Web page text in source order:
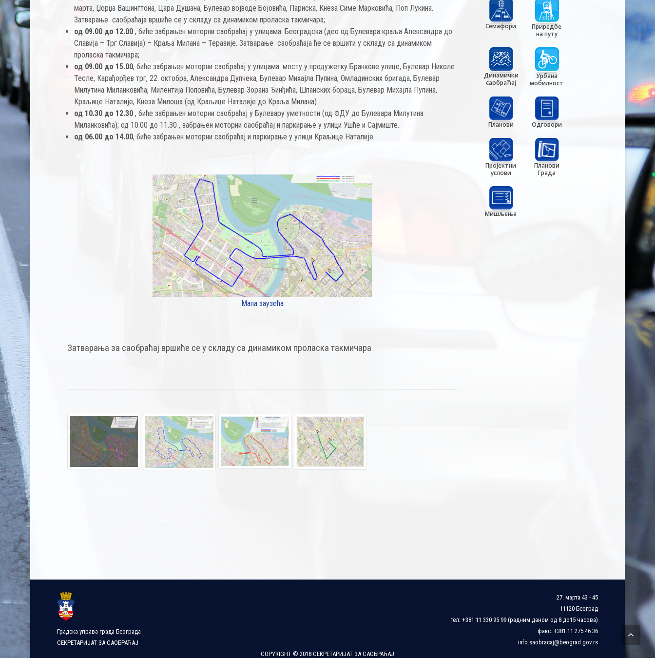
марта, Џорџа Вашингтона, Цара Душана, Булевар војводе Бојовића, Париска, Кнеза Симе Марковића, Поп Лукина.
Затварање саобраћаја вршиће се у складу са динамиком проласка такмичара;
од 09.00 до 12.00 , биће забрањен моторни саобраћај у улицама: Београдска (део од Булевара краља Александра до
Славија – Трг Славија) – Краља Милана – Теразије. Затварање саобраћаја ће се вршити у складу са динамиком
проласка такмичара;
од 09.00 до 15.00, биће забрањен моторни саобраћај у улицама: мосту у продужетку Бранкове улице, Булевар Николе
Тесле, Карађорђев трг, 22. октобра, Александра Дупчека, Булевар Михајла Пупина, Омладинских бригада, Булевар
Милутина Миланковића, Милентија Поповића, Булевар Зорана Ђинђића, Шпанских бораца, Булевар Михајла Пупина,
Краљице Наталије, Кнеза Милоша (од Краљице Наталије до Краља Милана).
од 10.30 до 12.30 , биће забрањен моторни саобраћај у Булевару уметности (од ФДУ до Булевара Милутина
Миланковића); од 10.00 до 11.30 , забрањен моторни саобраћај и паркирање у улици Ушће и Сајмиште.
од 06.00 до 14.00, биће забрањен моторни саобраћај и паркирање у улици Краљице Наталије.
Мапа заузећа
Затварања за саобраћај вршиће се у складу са динамиком проласка такмичара
Семафори
Приредбе
на путу
Динамички
саобраћај
Урбана
мобилност
Планови Одговори
Пројектни
услови
Планови
Града
Мишљења
Градска управа града Београда
СЕКРЕТАРИЈАТ ЗА САОБРАЋАЈ
27. марта 43 - 45
11120 Београд
тел: +381 11 330 95 99 (радним даном од 8 до15 часова)
факс: +381 11 275 46 36
info.saobracaj@beograd.gov.rs
COPYRIGHT © 2018 СЕКРЕТАРИЈАТ ЗА САОБРАЋАЈ